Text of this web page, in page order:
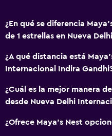
¿En qué se diferencia
de 1 estrellas en Nueva
¿A qué distancia está
Internacional Indira
¿Cuál es la mejor manera
desde Nueva Delhi
¿Ofrece Maya's Nest